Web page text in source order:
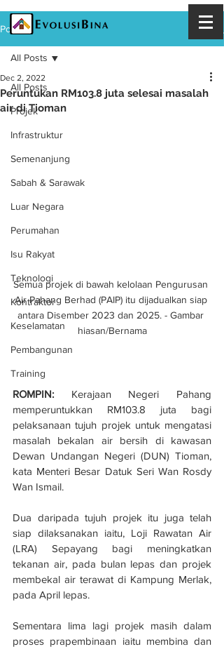
Post
All Posts
Projek
Infrastruktur
Semenanjung
Sabah & Sarawak
Luar Negara
Perumahan
Isu Rakyat
Teknologi
Kontraktor
Keselamatan
Pembangunan
Training
All Posts
Peruntukan RM103.8 juta selesai masalah
air di Tioman
Dec 2, 2022
Semua projek di bawah kelolaan Pengurusan
Air Pahang Berhad (PAIP) itu dijadualkan siap
antara Disember 2023 dan 2025. - Gambar
hiasan/Bernama
ROMPIN: Kerajaan Negeri Pahang
memperuntukkan RM103.8 juta bagi
pelaksanaan tujuh projek untuk mengatasi
masalah bekalan air bersih di kawasan
Dewan Undangan Negeri (DUN) Tioman,
kata Menteri Besar Datuk Seri Wan Rosdy
Wan Ismail.
Dua daripada tujuh projek itu juga telah
siap dilaksanakan iaitu, Loji Rawatan Air
(LRA) Sepayang bagi meningkatkan
tekanan air, pada bulan lepas dan projek
membekal air terawat di Kampung Merlak,
pada April lepas.
Sementara lima lagi projek masih dalam
proses prapembinaan iaitu membina dan